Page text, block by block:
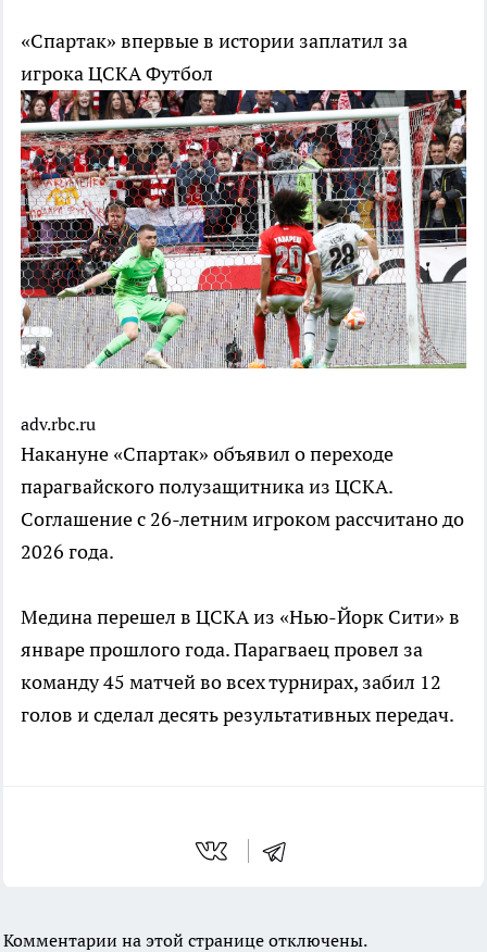
«Спартак» впервые в истории заплатил за
игрока ЦСКАФутбол
adv.rbc.ru
Накануне «Спартак» объявил о переходе
парагвайского полузащитника из ЦСКА.
Соглашение с 26-летним игроком рассчитано до
2026 года.
Медина перешел в ЦСКА из «Нью-Йорк Сити» в
январе прошлого года. Парагваец провел за
команду 45 матчей во всех турнирах, забил 12
голов и сделал десять результативных передач.
Комментарии на этой странице отключены.